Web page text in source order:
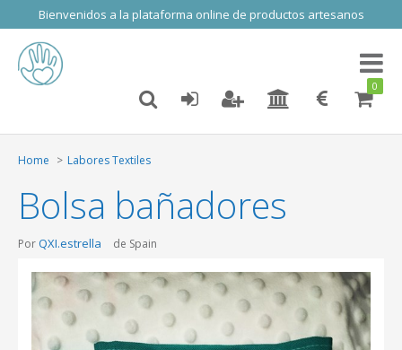
Bienvenidos a la plataforma online de productos artesanos
Toggle
0
Home Labores Textiles
Bolsa bañadores
PorQXI.estrella de Spain